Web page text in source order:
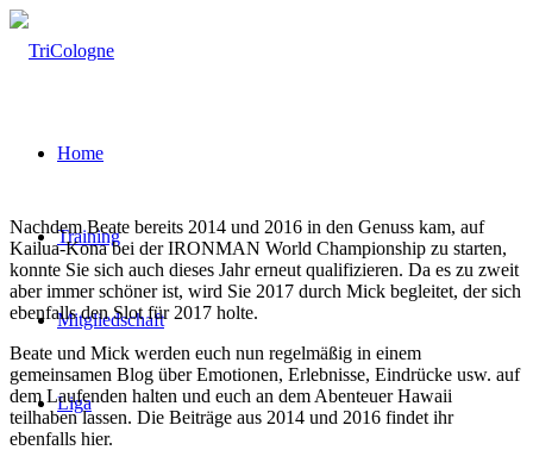
Home
Training
Mitgliedschaft
Liga
Nachdem Beate bereits 2014 und 2016 in den Genuss kam, auf
Kailua-Kona bei der IRONMAN World Championship zu starten,
konnte Sie sich auch dieses Jahr erneut qualifizieren. Da es zu zweit
aber immer schöner ist, wird Sie 2017 durch Mick begleitet, der sich
ebenfalls den Slot für 2017 holte.
Beate und Mick werden euch nun regelmäßig in einem
gemeinsamen Blog über Emotionen, Erlebnisse, Eindrücke usw. auf
dem Laufenden halten und euch an dem Abenteuer Hawaii
teilhaben lassen. Die Beiträge aus 2014 und 2016 findet ihr
ebenfalls hier.